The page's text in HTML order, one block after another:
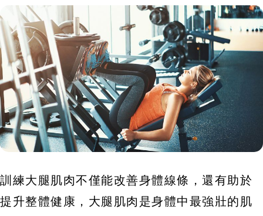
訓練大腿肌肉不僅能改善身體線條，還有助於
提升整體健康，大腿肌肉是身體中最強壯的肌